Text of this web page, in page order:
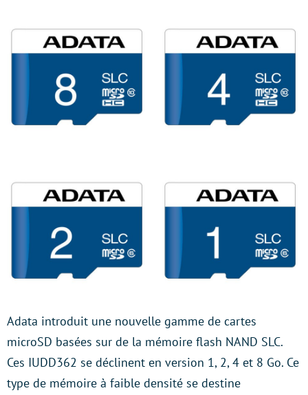
Adata introduit une nouvelle gamme de cartes
microSD basées sur de la mémoire flash NAND SLC.
Ces IUDD362 se déclinent en version 1, 2, 4 et 8 Go. Ce
type de mémoire à faible densité se destine